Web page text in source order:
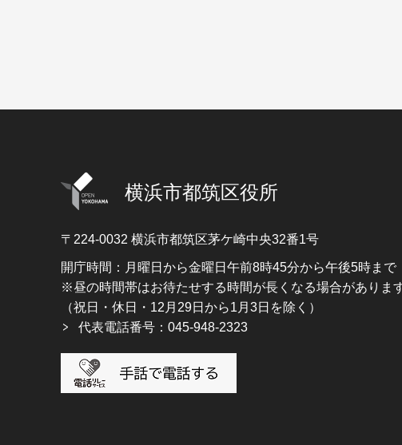
横浜市都筑区役所
〒224-0032 横浜市都筑区茅ケ崎中央32番1号
開庁時間：月曜日から金曜日午前8時45分から午後5時まで
※昼の時間帯はお待たせする時間が長くなる場合がありま
（祝日・休日・12月29日から1月3日を除く）
代表電話番号：045-948-2323